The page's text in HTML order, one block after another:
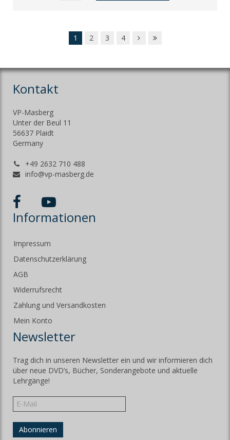
1 2 3 4
Kontakt
VP-Masberg
Unter der Beul 11
56637 Plaidt
Germany
+49 2632 710 488
info@vp-masberg.de
Informationen
Impressum
Datenschutzerklärung
AGB
Widerrufsrecht
Zahlung und Versandkosten
Mein Konto
Newsletter
Trag dich in unseren Newsletter ein und wir informieren dich
über neue DVD’s, Bücher, Sonderangebote und aktuelle
Lehrgänge!